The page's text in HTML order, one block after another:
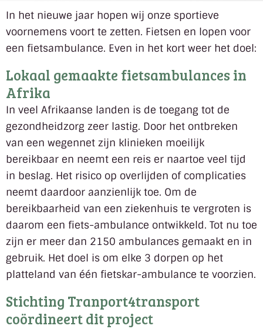
In het nieuwe jaar hopen wij onze sportieve
voornemens voort te zetten. Fietsen en lopen voor
een fietsambulance. Even in het kort weer het doel:
Lokaal gemaakte fietsambulances in
Afrika
In veel Afrikaanse landen is de toegang tot de
gezondheidzorg zeer lastig. Door het ontbreken
van een wegennet zijn klinieken moeilijk
bereikbaar en neemt een reis er naartoe veel tijd
in beslag. Het risico op overlijden of complicaties
neemt daardoor aanzienlijk toe. Om de
bereikbaarheid van een ziekenhuis te vergroten is
daarom een fiets-ambulance ontwikkeld. Tot nu toe
zijn er meer dan 2150 ambulances gemaakt en in
gebruik. Het doel is om elke 3 dorpen op het
platteland van één fietskar-ambulance te voorzien.
Stichting Tranport4transport
coördineert dit project